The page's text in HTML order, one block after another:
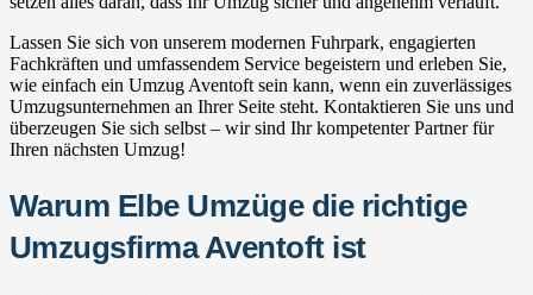
Lassen Sie sich von unserem modernen Fuhrpark, engagierten
Fachkräften und umfassendem Service begeistern und erleben Sie,
wie einfach ein Umzug Aventoft sein kann, wenn ein zuverlässiges
Umzugsunternehmen an Ihrer Seite steht. Kontaktieren Sie uns und
überzeugen Sie sich selbst – wir sind Ihr kompetenter Partner für
Ihren nächsten Umzug!
Warum Elbe Umzüge die richtige
Umzugsfirma Aventoft ist